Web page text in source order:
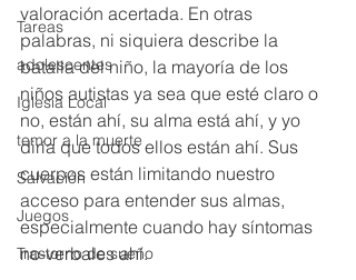
Tareas
adolescentes
Iglesia Local
temor a la muerte
Salvación
Juegos
Trastorno de sueño
valoración acertada. En otras
palabras, ni siquiera describe la
batalla del niño, la mayoría de los
niños autistas ya sea que esté claro o
no, están ahí, su alma está ahí, y yo
diría que todos ellos están ahí. Sus
cuerpos están limitando nuestro
acceso para entender sus almas,
especialmente cuando hay síntomas
no-verbales ahí.